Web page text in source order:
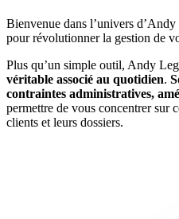
cabinet d'avocats.
En savoir plus
Andy Legals'adapte
Andy Legal est une
besoins variés des
de leur exercice.
Bienvenue dans l’univers
pour révolutionner la gestion de
Plus qu’un simple outil, Andy
véritable associé au quotidien.
contraintes administratives,
permettre de vous concentrer sur
clients et leurs dossiers.